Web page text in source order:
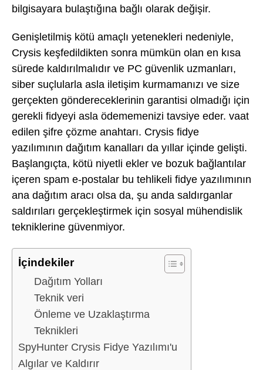
bilgisayara bulaştığına bağlı olarak değişir.
Genişletilmiş kötü amaçlı yetenekleri nedeniyle,
Crysis keşfedildikten sonra mümkün olan en kısa
sürede kaldırılmalıdır ve PC güvenlik uzmanları,
siber suçlularla asla iletişim kurmamanızı ve size
gerçekten göndereceklerinin garantisi olmadığı için
gerekli fidyeyi asla ödememenizi tavsiye eder. vaat
edilen şifre çözme anahtarı. Crysis fidye
yazılımının dağıtım kanalları da yıllar içinde gelişti.
Başlangıçta, kötü niyetli ekler ve bozuk bağlantılar
içeren spam e-postalar bu tehlikeli fidye yazılımının
ana dağıtım aracı olsa da, şu anda saldırganlar
saldırıları gerçekleştirmek için sosyal mühendislik
tekniklerine güvenmiyor.
İçindekiler
Dağıtım Yolları
Teknik veri
Önleme ve Uzaklaştırma
Teknikleri
SpyHunter Crysis Fidye Yazılımı'u
Algılar ve Kaldırır